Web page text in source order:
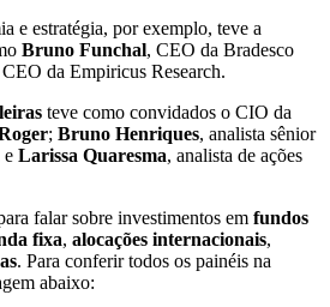
e estratégia, por exemplo, teve a
Bruno Funchal, CEO da Bradesco
CEO da Empiricus Research.
teve como convidados o CIO da
; Bruno Henriques, analista sênior
e Larissa Quaresma, analista de ações
falar sobre investimentos em fundos
fixa, alocações internacionais,
. Para conferir todos os painéis na
abaixo: